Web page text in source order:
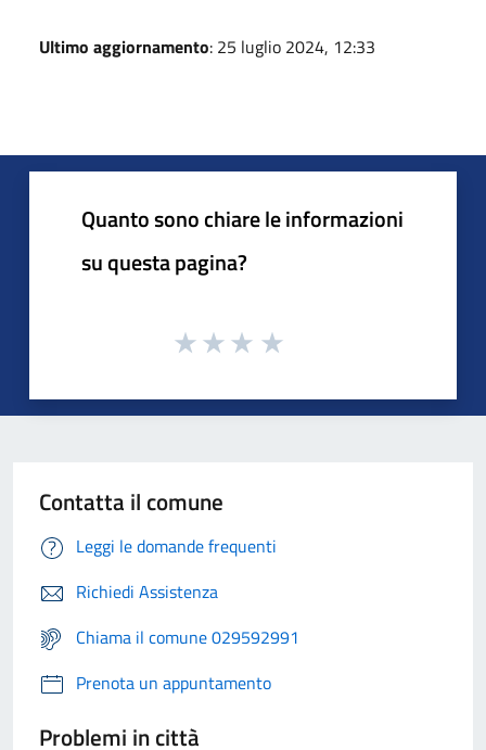
Ultimo aggiornamento: 25 luglio 2024, 12:33
Quanto sono chiare le informazioni
su questa pagina?
Contatta il comune
Leggi le domande frequenti
Richiedi Assistenza
Chiama il comune 029592991
Prenota un appuntamento
Problemi in città